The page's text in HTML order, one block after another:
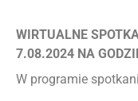
WIRTUALNE
7.08.2024 NA
W programie